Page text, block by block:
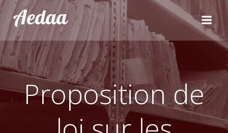
Aller
au
contenu
Aedaa
Proposition de